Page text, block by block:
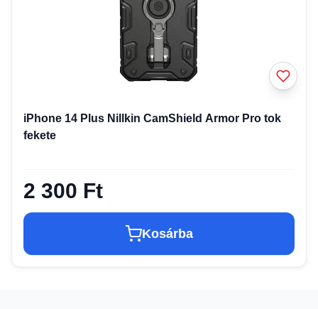
iPhone 14 Plus Nillkin CamShield Armor Pro tok
fekete
2 300 Ft
Kosárba